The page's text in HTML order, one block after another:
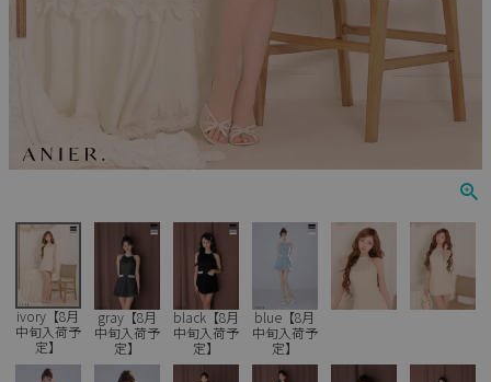
JENNNY
COMEX
Rechercher
ivory【8月
中旬入荷予
定】
gray【8月
中旬入荷予
定】
black【8月
中旬入荷予
定】
blue【8月
中旬入荷予
定】